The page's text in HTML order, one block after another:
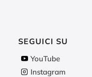
SEGUICI SU
YouTube
Instagram